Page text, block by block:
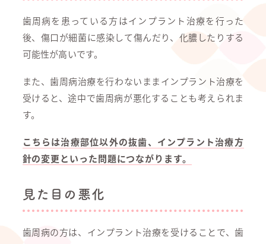
歯周病を患っている方はインプラント治療を行った
後、傷口が細菌に感染して傷んだり、化膿したりする
可能性が高いです。
また、歯周病治療を行わないままインプラント治療を
受けると、途中で歯周病が悪化することも考えられま
す。
こちらは治療部位以外の抜歯、インプラント治療方
針の変更といった問題につながります。
見た目の悪化
歯周病の方は、インプラント治療を受けることで、歯